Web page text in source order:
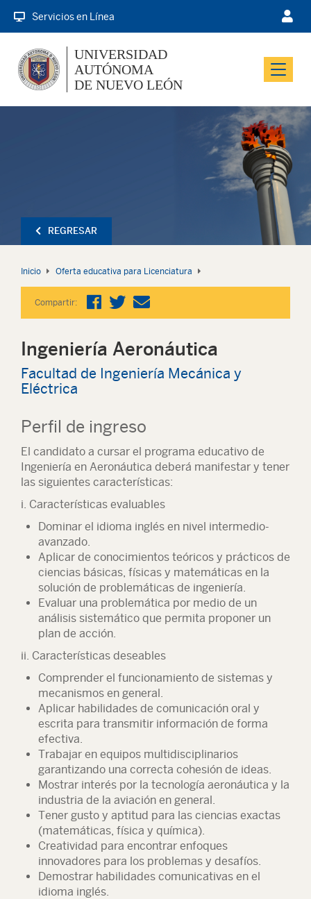
Servicios en Línea
Menu
UNIVERSIDAD
AUTÓNOMA
DE NUEVO LEÓN
REGRESAR
Inicio Oferta educativa para Licenciatura
Compartir:
Ingeniería Aeronáutica
Facultad de Ingeniería Mecánica y
Eléctrica
Perfil de ingreso
El candidato a cursar el programa educativo de
Ingeniería en Aeronáutica deberá manifestar y tener
las siguientes características:
i. Características evaluables
Dominar el idioma inglés en nivel intermedio-
avanzado.
Aplicar de conocimientos teóricos y prácticos de
ciencias básicas, físicas y matemáticas en la
solución de problemáticas de ingeniería.
Evaluar una problemática por medio de un
análisis sistemático que permita proponer un
plan de acción.
ii. Características deseables
Comprender el funcionamiento de sistemas y
mecanismos en general.
Aplicar habilidades de comunicación oral y
escrita para transmitir información de forma
efectiva.
Trabajar en equipos multidisciplinarios
garantizando una correcta cohesión de ideas.
Mostrar interés por la tecnología aeronáutica y la
industria de la aviación en general.
Tener gusto y aptitud para las ciencias exactas
(matemáticas, física y química).
Creatividad para encontrar enfoques
innovadores para los problemas y desafíos.
Demostrar habilidades comunicativas en el
idioma inglés.